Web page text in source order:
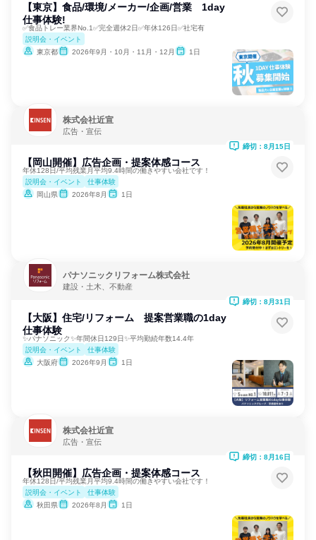
【東京】食品/環境/メーカー/企画/営業 1day
仕事体験!
✅食品トレー業界No.1✅完全週休2日✅年休126日✅社宅有
説明会・イベント
東京都
2026年9月・10月・11月・12月 1日
株式会社近宣
広告・宣伝
【岡山開催】広告企画・提案体感コース
年休128日/平均残業月平均9.4時間の働きやすい会社です！
説明会・イベント
仕事体験
岡山県
2026年8月 1日
締切：8月15日
パナソニックリフォーム株式会社
建設・土木、不動産
【大阪】住宅/リフォーム 提案営業職の1day
仕事体験
✨パナソニック✨年間休日129日✨平均勤続年数14.4年
説明会・イベント
仕事体験
大阪府
2026年9月 1日
締切：8月31日
株式会社近宣
広告・宣伝
【秋田開催】広告企画・提案体感コース
年休128日/平均残業月平均9.4時間の働きやすい会社です！
説明会・イベント
仕事体験
秋田県
2026年8月 1日
締切：8月16日